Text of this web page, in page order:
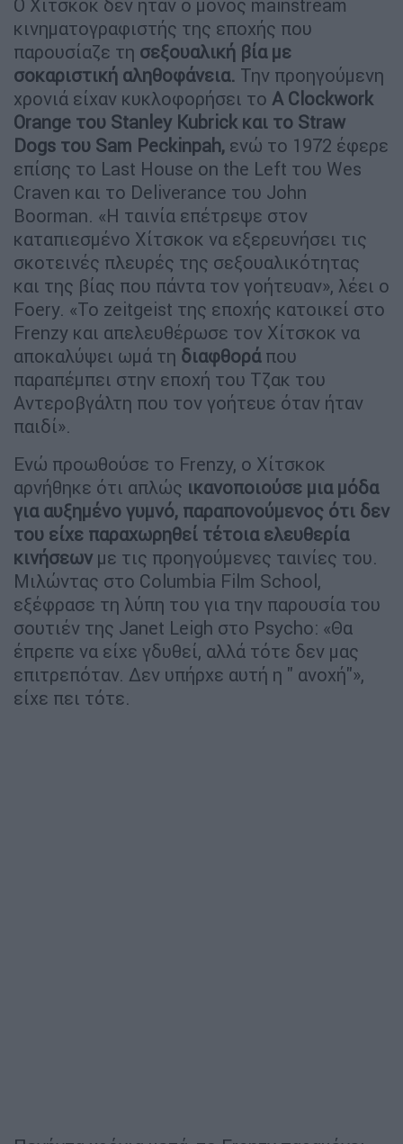
Ο Χίτσκοκ δεν ήταν ο μόνος mainstream
κινηματογραφιστής της εποχής που
παρουσίαζε τη σεξουαλική βία με
σοκαριστική αληθοφάνεια. Την προηγούμενη
χρονιά είχαν κυκλοφορήσει το A Clockwork
Orange του Stanley Kubrick και το Straw
Dogs του Sam Peckinpah, ενώ το 1972 έφερε
επίσης το Last House on the Left του Wes
Craven και το Deliverance του John
Boorman. «Η ταινία επέτρεψε στον
καταπιεσμένο Χίτσκοκ να εξερευνήσει τις
σκοτεινές πλευρές της σεξουαλικότητας
και της βίας που πάντα τον γοήτευαν», λέει ο
Foery. «Το zeitgeist της εποχής κατοικεί στο
Frenzy και απελευθέρωσε τον Χίτσκοκ να
αποκαλύψει ωμά τη διαφθοράπου
παραπέμπει στην εποχή του Τζακ του
Αντεροβγάλτη που τον γοήτευε όταν ήταν
παιδί».
Ενώ προωθούσε το Frenzy, ο Χίτσκοκ
αρνήθηκε ότι απλώς ικανοποιούσε μια μόδα
για αυξημένο γυμνό, παραπονούμενος ότι δεν
του είχε παραχωρηθεί τέτοια ελευθερία
κινήσεων με τις προηγούμενες ταινίες του.
Μιλώντας στο Columbia Film School,
εξέφρασε τη λύπη του για την παρουσία του
σουτιέν της Janet Leigh στο Psycho: «Θα
έπρεπε να είχε γδυθεί, αλλά τότε δεν μας
επιτρεπόταν. Δεν υπήρχε αυτή η " ανοχή"»,
είχε πει τότε.